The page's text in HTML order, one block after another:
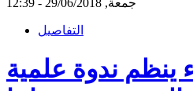
جمعة, 29/06/2018 - 12:39
التفاصيل
ينظم ندوة علمية